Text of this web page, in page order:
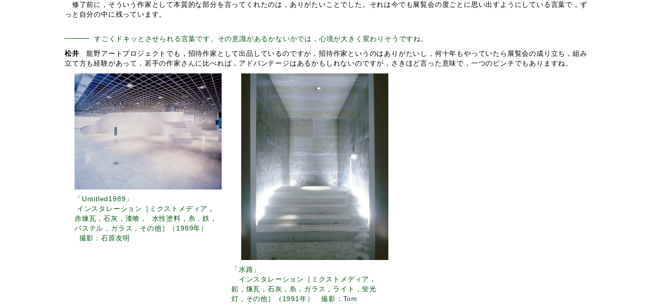
修了前に，そういう作家として本質的な部分を言ってくれたのは，ありがたいことでした。それは今でも展覧会の度ごとに思い出すようにしている言葉で，ず
っと自分の中に残っています。
すごくドキッとさせられる言葉です。その意識があるかないかでは，心境が大きく変わりそうですね。
松井 龍野アートプロジェクトでも，招待作家として出品しているのですが，招待作家というのはありがたいし，何十年もやっていたら展覧会の成り立ち，組み
立て方も経験があって，若手の作家さんに比べれば，アドバンテージはあるかもしれないのですが，さきほど言った意味で，一つのピンチでもありますね。
「Untitled1989」
インスタレーション［ミクストメディア，
赤煉瓦，石灰，漆喰， 水性塗料，糸，鉄，
パステル，ガラス，その他］（1989年）
撮影：石原友明
「水路」
インスタレーション［ミクストメディア，
鉛，煉瓦，石灰，糸，ガラス，ライト，蛍光
灯，その他］（1991年） 撮影：Tom